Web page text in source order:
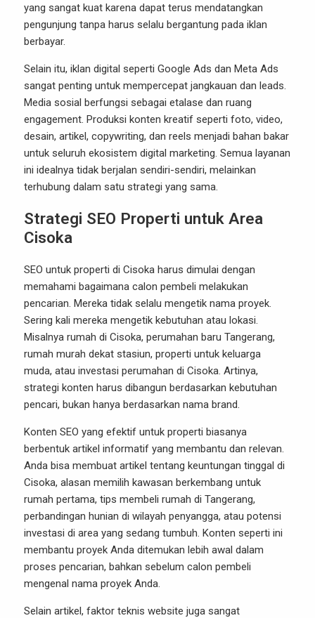
yang sangat kuat karena dapat terus mendatangkan
pengunjung tanpa harus selalu bergantung pada iklan
berbayar.
Selain itu, iklan digital seperti Google Ads dan Meta Ads
sangat penting untuk mempercepat jangkauan dan leads.
Media sosial berfungsi sebagai etalase dan ruang
engagement. Produksi konten kreatif seperti foto, video,
desain, artikel, copywriting, dan reels menjadi bahan bakar
untuk seluruh ekosistem digital marketing. Semua layanan
ini idealnya tidak berjalan sendiri-sendiri, melainkan
terhubung dalam satu strategi yang sama.
Strategi SEO Properti untuk Area
Cisoka
SEO untuk properti di Cisoka harus dimulai dengan
memahami bagaimana calon pembeli melakukan
pencarian. Mereka tidak selalu mengetik nama proyek.
Sering kali mereka mengetik kebutuhan atau lokasi.
Misalnya rumah di Cisoka, perumahan baru Tangerang,
rumah murah dekat stasiun, properti untuk keluarga
muda, atau investasi perumahan di Cisoka. Artinya,
strategi konten harus dibangun berdasarkan kebutuhan
pencari, bukan hanya berdasarkan nama brand.
Konten SEO yang efektif untuk properti biasanya
berbentuk artikel informatif yang membantu dan relevan.
Anda bisa membuat artikel tentang keuntungan tinggal di
Cisoka, alasan memilih kawasan berkembang untuk
rumah pertama, tips membeli rumah di Tangerang,
perbandingan hunian di wilayah penyangga, atau potensi
investasi di area yang sedang tumbuh. Konten seperti ini
membantu proyek Anda ditemukan lebih awal dalam
proses pencarian, bahkan sebelum calon pembeli
mengenal nama proyek Anda.
Selain artikel, faktor teknis website juga sangat